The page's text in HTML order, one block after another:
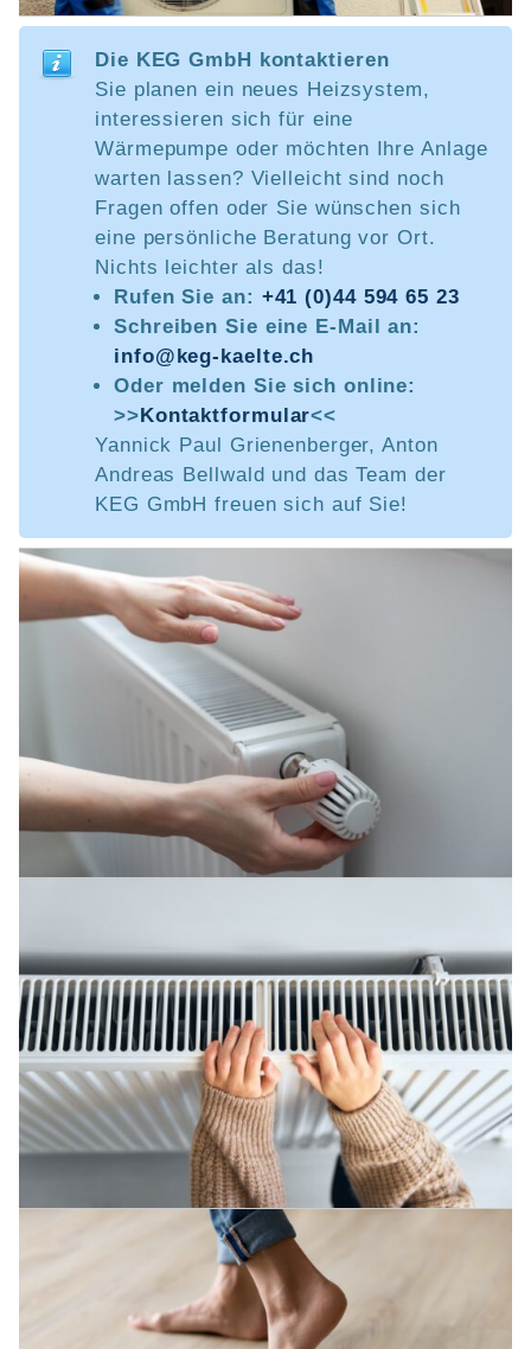
Die KEG GmbH kontaktieren
Sie planen ein neues Heizsystem,
interessieren sich für eine
Wärmepumpe oder möchten Ihre Anlage
warten lassen? Vielleicht sind noch
Fragen offen oder Sie wünschen sich
eine persönliche Beratung vor Ort.
Nichts leichter als das!
Rufen Sie an: +41 (0)44 594 65 23
Schreiben Sie eine E-Mail an:
info@keg-kaelte.ch
Oder melden Sie sich online:
>>Kontaktformular<<
Yannick Paul Grienenberger, Anton
Andreas Bellwald und das Team der
KEG GmbH freuen sich auf Sie!